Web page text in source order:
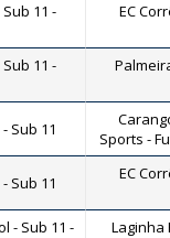
11 -
EC
11 -
Sub 11
Sports -
Sub 11 EC
- Sub 11 -
Laginha